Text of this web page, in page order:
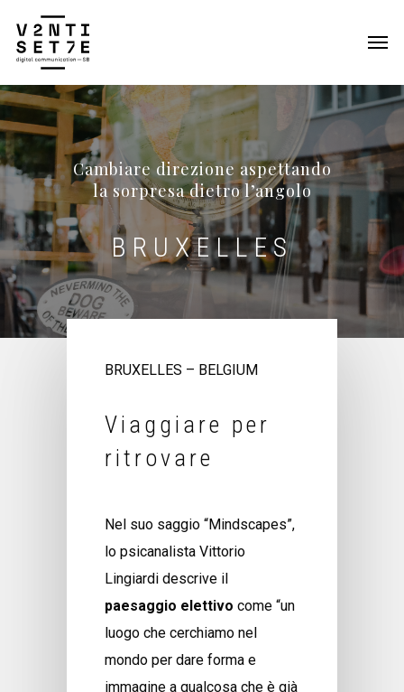
Cambiare direzione aspettando
la sorpresa dietro l’angolo
BRUXELLES
BRUXELLES – BELGIUM
Viaggiare per
ritrovare
Nel suo saggio “Mindscapes”,
lo psicanalista Vittorio
Lingiardi descrive il
paesaggio elettivo come “un
luogo che cerchiamo nel
mondo per dare forma e
immagine a qualcosa che è già